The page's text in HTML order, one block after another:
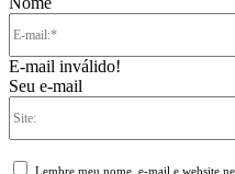
E-mail inválido!
Seu e-mail
Lembre meu nome, e-mail e website